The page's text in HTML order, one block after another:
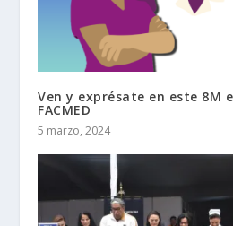
Ven y exprésate en este 8M
FACMED
5 marzo, 2024